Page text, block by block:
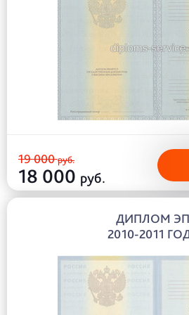
19 000руб.
18 000 руб.
ДИПЛОМ
2010-2011